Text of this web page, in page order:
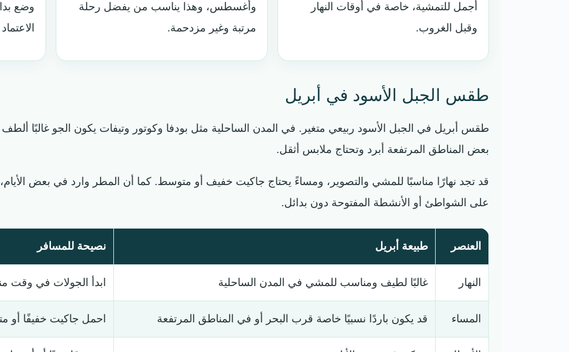
أجمل للتمشية، خاصة في أوقات النهار
وقبل الغروب.
وأغسطس، وهذا يناسب من يفضل رحلة
مرتبة وغير مزدحمة.
وضع
طقس الجبل الأسود في أبريل
طقس أبريل في الجبل الأسود ربيعي متغير. في المدن الساحلية مثل بودفا وكوتور وتيفات يكون الجو غالبًا ألطف
بعض المناطق المرتفعة أبرد وتحتاج ملابس أثقل.
قد تجد نهارًا مناسبًا للمشي والتصوير، ومساءً يحتاج جاكيت خفيف أو متوسط. كما أن المطر وارد في بعض الأيام،
على الشواطئ أو الأنشطة المفتوحة دون بدائل.
العنصر طبيعة أبريل نصيحة للمسافر
النهار غالبًا لطيف ومناسب للمشي في المدن الساحلية ابدأ الجولات في
المساء قد يكون باردًا نسبيًا خاصة قرب البحر أو في المناطق المرتفعة احمل جاكيت خفيفًا أو